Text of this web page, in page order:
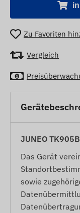
Zu Favoriten
Vergleich
JUNEO
Das Gerät
sowie